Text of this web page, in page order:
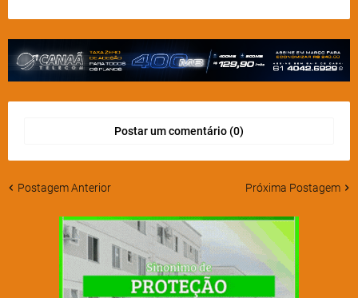
Postar um comentário (0)
Postagem Anterior Próxima Postagem